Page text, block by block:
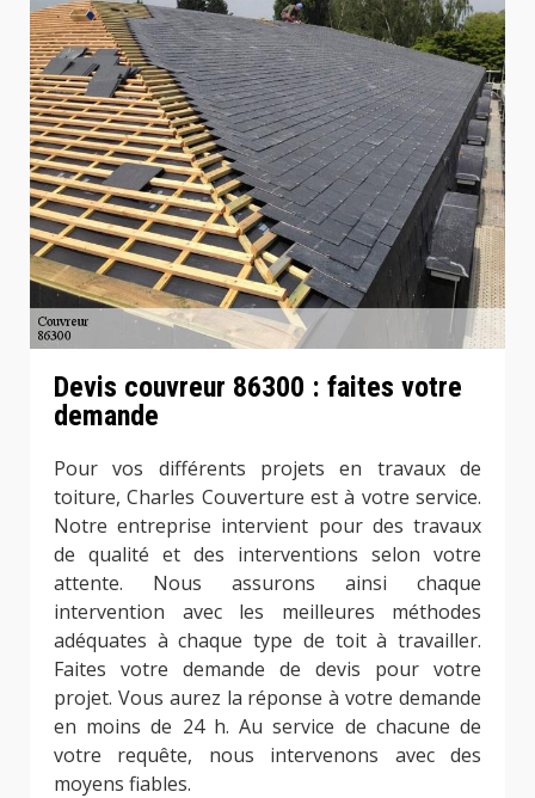
Devis couvreur 86300 : faites votre
demande
Pour vos différents projets en travaux de
toiture, Charles Couverture est à votre service.
Notre entreprise intervient pour des travaux
de qualité et des interventions selon votre
attente. Nous assurons ainsi chaque
intervention avec les meilleures méthodes
adéquates à chaque type de toit à travailler.
Faites votre demande de devis pour votre
projet. Vous aurez la réponse à votre demande
en moins de 24 h. Au service de chacune de
votre requête, nous intervenons avec des
moyens fiables.